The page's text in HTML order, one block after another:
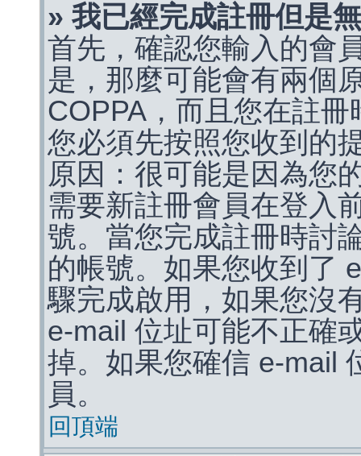
» 我已經完成註冊但是
首先，確認您輸入的會
是，那麼可能會有兩個
COPPA，而且您在註
您必須先按照您收到的
原因：很可能是因為您
需要新註冊會員在登入
號。當您完成註冊時討
的帳號。如果您收到了
驟完成啟用，如果您沒
e-mail 位址可能不正確
掉。如果您確信 e-mail
員。
回頂端